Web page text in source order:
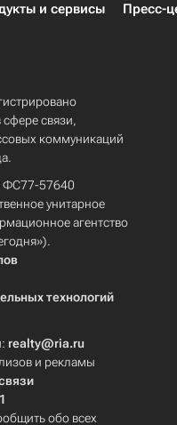
и сервисы Пресс-
связи,
коммуникаций
ФС77-57640
унитарное
агентство
технологий
realty@ria.ru
и рекламы
обо всех